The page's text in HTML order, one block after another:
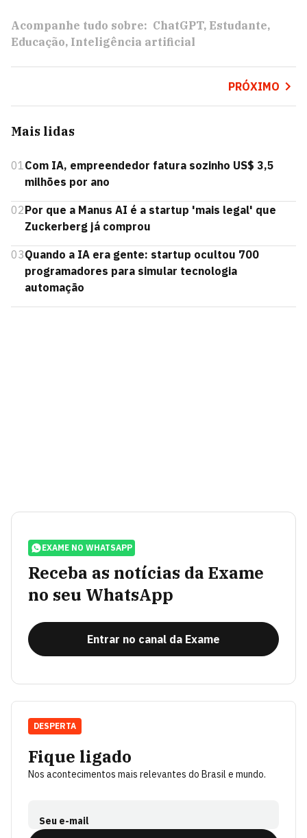
Acompanhe tudo sobre: ChatGPT Estudante
Educação Inteligência artificial
PRÓXIMO
Mais lidas
01Com IA, empreendedor fatura sozinho US$ 3,5
milhões por ano
02Por que a Manus AI é a startup 'mais legal' que
Zuckerberg já comprou
03Quando a IA era gente: startup ocultou 700
programadores para simular tecnologia
automação
EXAME NO WHATSAPP
Receba as notícias da Exame
no seu WhatsApp
Entrar no canal da Exame
Fique ligado
Nos acontecimentos mais relevantes do Brasil e mundo.
Seu e-mail
DESPERTA